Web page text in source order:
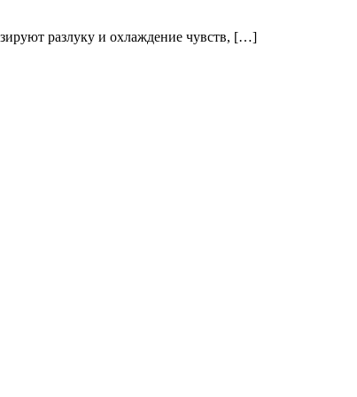
разлуку и охлаждение чувств, […]